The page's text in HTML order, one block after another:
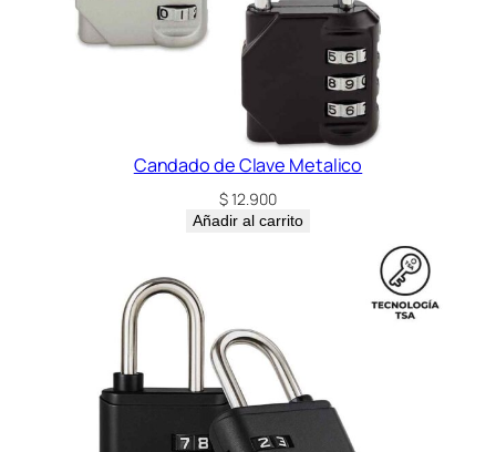
Candado de Clave Metalico
$12.900
Añadir al carrito